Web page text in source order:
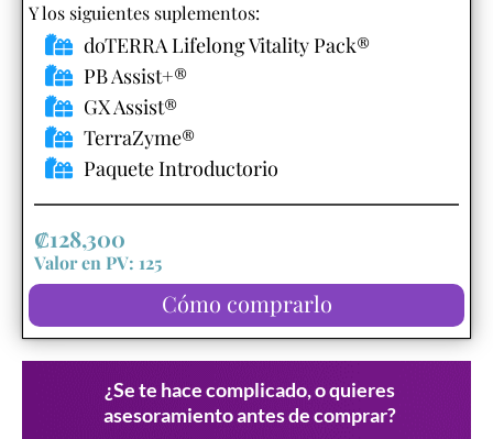
Y los siguientes suplementos:​
doTERRA Lifelong Vitality Pack®
PB Assist+®
GX Assist®
TerraZyme®
Paquete Introductorio
₡128,300
Valor en PV: 125
Cómo comprarlo